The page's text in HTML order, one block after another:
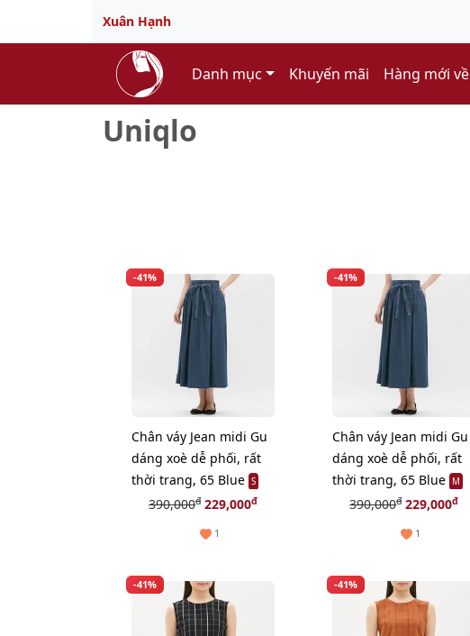
Xuân Hạnh
Danh mục Khuyến mãi Hàng mới về
Uniqlo
-41%
Chân váy Jean midi Gu
dáng xoè dễ phối, rất
thời trang, 65 Blue S
390,000đ 229,000đ
1
-41%
Chân váy Jean midi Gu
dáng xoè dễ phối, rất
thời trang, 65 Blue M
390,000đ229,000đ
1
-41% -41%